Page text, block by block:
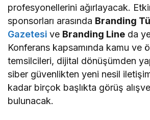
profesyonellerini ağırlayacak.
sponsorları arasında Branding
Gazetesi ve Branding Line da
Konferans kapsamında kamu ve
temsilcileri, dijital dönüşümden
siber güvenlikten yeni nesil
kadar birçok başlıkta görüş
bulunacak.